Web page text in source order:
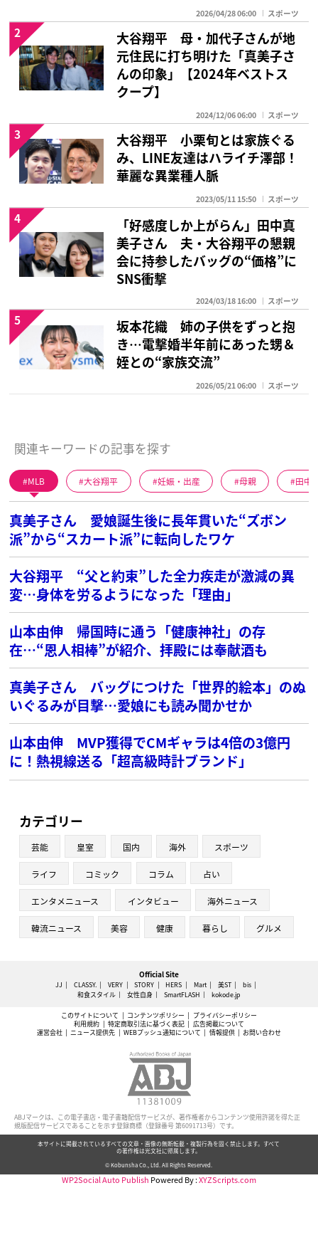
2026/04/28 06:00 スポーツ
大谷翔平 母・加代子さんが地
元住民に打ち明けた「真美子さ
んの印象」【2024年ベストス
クープ】
2024/12/06 06:00 スポーツ
2
大谷翔平 小栗旬とは家族ぐる
み、LINE友達はハライチ澤部！
華麗な異業種人脈
2023/05/11 15:50 スポーツ
3
「好感度しか上がらん」田中真
美子さん 夫・大谷翔平の懇親
会に持参したバッグの“価格”に
SNS衝撃
2024/03/18 16:00 スポーツ
4
坂本花織 姉の子供をずっと抱
き…電撃婚半年前にあった甥＆
姪との“家族交流”
2026/05/21 06:00 スポーツ
5
関連キーワードの記事を探す
MLB 大谷翔平 妊娠・出産 母親 田中
真美子さん 愛娘誕生後に長年貫いた“ズボン
派”から“スカート派”に転向したワケ
大谷翔平 “父と約束”した全力疾走が激減の異
変…身体を労るようになった「理由」
山本由伸 帰国時に通う「健康神社」の存
在…“恩人相棒”が紹介、拝殿には奉献酒も
真美子さん バッグにつけた「世界的絵本」のぬ
いぐるみが目撃…愛娘にも読み聞かせか
山本由伸 MVP獲得でCMギャラは4倍の3億円
に！熱視線送る「超高級時計ブランド」
カテゴリー
芸能 皇室 国内 海外 スポーツ
ライフ コミック コラム 占い
エンタメニュース インタビュー 海外ニュース
韓流ニュース 美容 健康 暮らし グルメ
Official Site
JJ CLASSY. VERY STORY HERS Mart 美ST
bis
和食スタイル
女性自身 SmartFLASH kokode.jp
このサイトについて コンテンツポリシー
プライバシーポリシー
利用規約
特定商取引法に基づく表記
広告掲載について
運営会社
ニュース提供先 WEBプッシュ通知について 情報提供 お問い合わせ
ABJマークは、この電子書店・電子書籍配信サービスが、著作権者からコンテンツ使用許諾を得た正
規版配信サービスであることを示す登録商標（登録番号 第6091713号）です。
本サイトに掲載されているすべての文章・画像の無断転載・複製行為を固く禁止します。すべて
の著作権は光文社に帰属します。
© Kobunsha Co., Ltd. All Rights Reserved.
WP2Social Auto Publish Powered By :XYZScripts.com